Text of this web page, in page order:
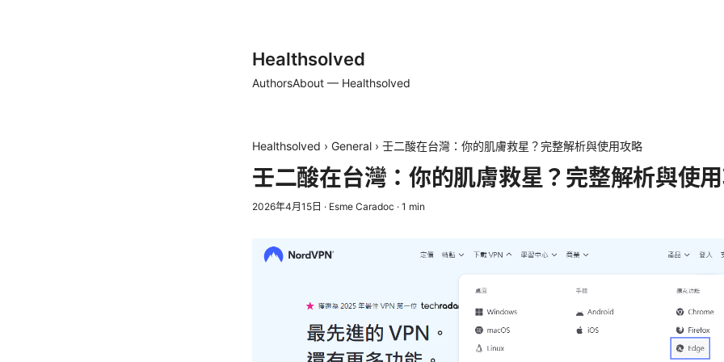
Healthsolved
AuthorsAbout — Healthsolved
Healthsolved › General › 壬二酸在台灣：你的肌膚救星？完整解析與使用攻略
壬二酸在台灣：你的肌膚救星？完整解析與使
2026年4月15日 · Esme Caradoc · 1 min